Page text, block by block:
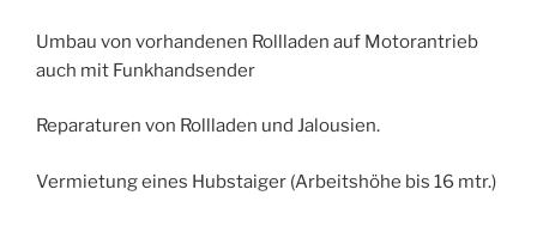
Umbau von vorhandenen Rollladen auf Motorantrieb
auch mit Funkhandsender
Reparaturen von Rollladen und Jalousien.
Vermietung eines Hubstaiger (Arbeitshöhe bis 16 mtr.)